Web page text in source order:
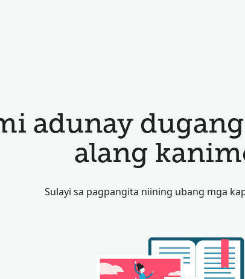
adunay
alang
Sulayi sa pagpangita niining ubang mga